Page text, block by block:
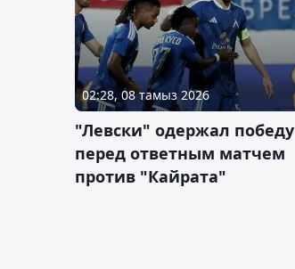
02:28, 08 тамыз 2026
"Левски" одержал победу
перед ответным матчем
против "Кайрата"